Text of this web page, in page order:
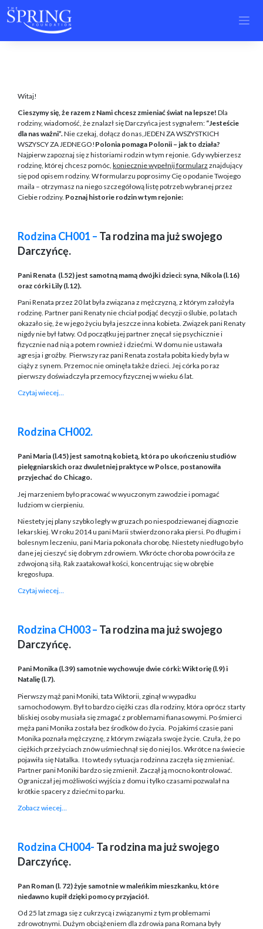
Skip
content
Witaj!
Cieszymy się, że razem z Nami chcesz zmieniać świat na lepsze! Dla
rodziny, wiadomość, że znalazł się Darczyńca jest sygnałem: “Jesteście
dla nas ważni”. Nie czekaj, dołącz do nas,JEDEN ZA WSZYSTKICH
WSZYSCY ZA JEDNEGO! Polonia pomaga Polonii – jak to działa?
Najpierw zapoznaj się z historiami rodzin w tym rejonie. Gdy wybierzesz
rodzinę, której chcesz pomóc, koniecznie wypełnij formularz znajdujący
się pod opisem rodziny. W formularzu poprosimy Cię o podanie Twojego
maila – otrzymasz na niego szczegółową listę potrzeb wybranej przez
Ciebie rodziny. Poznaj historie rodzin w tym rejonie:
Rodzina CH001 – Ta rodzina ma już swojego
Darczyńcę.
Pani Renata (l.52) jest samotną mamą dwójki dzieci: syna, Nikola (l.16)
oraz córki Lily (l.12).
Pani Renata przez 20 lat była związana z mężczyzną, z którym założyła
rodzinę. Partner pani Renaty nie chciał podjąć decyzji o ślubie, po latach
okazało się, że w jego życiu była jeszcze inna kobieta. Związek pani Renaty
nigdy nie był łatwy. Od początku jej partner znęcał się psychicznie i
fizycznie nad nią a potem rownież i dziećmi. W domu nie ustawała
agresja i groźby. Pierwszy raz pani Renata została pobita kiedy była w
ciąży z synem. Przemoc nie ominęła także dzieci. Jej córka po raz
pierwszy doświadczyła przemocy fizycznej w wieku 6 lat.
Czytaj wiecej…
Rodzina CH002.
Pani Maria (l.45) jest samotną kobietą, która po ukończeniu studiów
pielęgniarskich oraz dwuletniej praktyce w Polsce, postanowiła
przyjechać do Chicago.
Jej marzeniem było pracować w wyuczonym zawodzie i pomagać
ludziom w cierpieniu.
Niestety jej plany szybko legły w gruzach po niespodziewanej diagnozie
lekarskiej. W roku 2014 u pani Marii stwierdzono raka piersi. Po długim i
bolesnym leczeniu, pani Maria pokonała chorobę. Niestety niedługo było
dane jej cieszyć się dobrym zdrowiem. Wkrócte choroba powróciła ze
zdwojoną siłą. Rak zaatakował kości, koncentrując się w obrębie
kręgosłupa.
Czytaj wiecej…
Rodzina CH003 – Ta rodzina ma już swojego
Darczyńcę.
Pani Monika (l.39) samotnie wychowuje dwie córki: Wiktorię (l.9) i
Natalię (l.7).
Pierwszy mąż pani Moniki, tata Wiktorii, zginął w wypadku
samochodowym. Był to bardzo ciężki czas dla rodziny, która oprócz starty
bliskiej osoby musiała się zmagać z problemami fianasowymi. Po śmierci
męża pani Monika została bez środków do życia. Po jakimś czasie pani
Monika poznała mężczyznę, z którym związała swoje życie. Czuła, że po
ciężkich przeżyciach znów uśmiechnął się do niej los. Wkrótce na świecie
pojawiła się Natalka. I to wtedy sytuacja rodzinna zaczęła się zmieniać.
Partner pani Moniki bardzo się zmienił. Zaczął ją mocno kontrolować.
Ograniczał jej możliwości wyjścia z domu i tylko czasami pozwalał na
krótkie spacery z dziećmi to parku.
Zobacz wiecej…
Rodzina CH004- Ta rodzina ma już swojego
Darczyńcę.
Pan Roman (l. 72) żyje samotnie w maleńkim mieszkanku, które
niedawno kupił dzięki pomocy przyjaciół.
Od 25 lat zmaga się z cukrzycą i związanymi z tym problemami
zdrowotnymi. Dużym obciążeniem dla zdrowia pana Romana były